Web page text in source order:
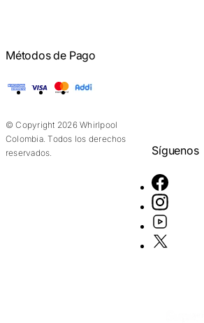
Métodos de Pago
American Express
Visa Mastercard
© Copyright 2026 Whirlpool
Colombia. Todos los derechos
reservados.
Síguenos